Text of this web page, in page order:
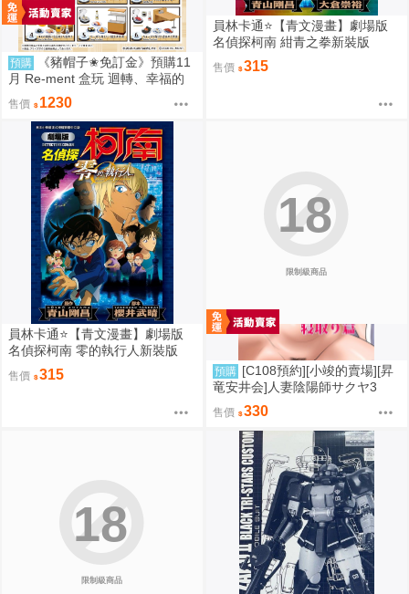
預購
《豬帽子✬免訂金》預購11
月 Re-ment 盒玩 迴轉、幸福的
一盤 藏壽司 中盒6入 0816
售價 1230
員林卡通⭐️【青文漫畫】劇場版
名偵探柯南 紺青之拳新裝版
（全）作者：青山剛昌(附尼采書
套)
售價 315
員林卡通⭐️【青文漫畫】劇場版
名偵探柯南 零的執行人新裝版
（全）作者：青山剛昌(附尼采書
套)
售價 315
限制級商品
18
預購 [C108預約][小竣的賣場][昇
竜安井会]人妻陰陽師サクヤ3
寝取り篇 同人誌id=3785657
售價 330
限制級商品
18